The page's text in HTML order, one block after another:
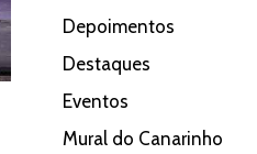
Depoimentos
Destaques
Eventos
Mural do Canarinho